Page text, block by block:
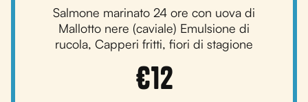
Salmone marinato 24 ore con uova di
Mallotto nere (caviale) Emulsione di
rucola, Capperi fritti, fiori di stagione
€12